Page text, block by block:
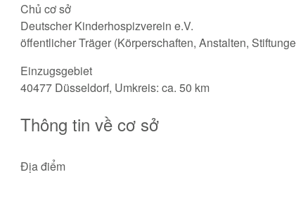
Chủ cơ sở
Deutscher Kinderhospizverein e.V.
öffentlicher Träger (Körperschaften, Anstalten,
Einzugsgebiet
40477 Düsseldorf, Umkreis: ca. 50 km
Thông tin về cơ sở
Địa điểm